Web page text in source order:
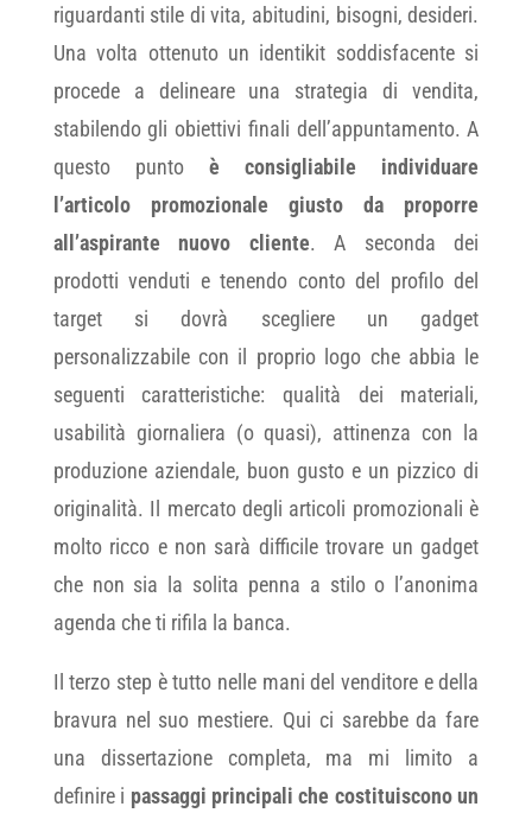
riguardanti stile di vita, abitudini, bisogni, desideri.
Una volta ottenuto un identikit soddisfacente si
procede a delineare una strategia di vendita,
stabilendo gli obiettivi finali dell’appuntamento. A
questo punto è consigliabile individuare
l’articolo promozionale giusto da proporre
all’aspirante nuovo cliente. A seconda dei
prodotti venduti e tenendo conto del profilo del
target si dovrà scegliere un gadget
personalizzabile con il proprio logo che abbia le
seguenti caratteristiche: qualità dei materiali,
usabilità giornaliera (o quasi), attinenza con la
produzione aziendale, buon gusto e un pizzico di
originalità. Il mercato degli articoli promozionali è
molto ricco e non sarà difficile trovare un gadget
che non sia la solita penna a stilo o l’anonima
agenda che ti rifila la banca.
Il terzo step è tutto nelle mani del venditore e della
bravura nel suo mestiere. Qui ci sarebbe da fare
una dissertazione completa, ma mi limito a
definire i passaggi principali che costituiscono un